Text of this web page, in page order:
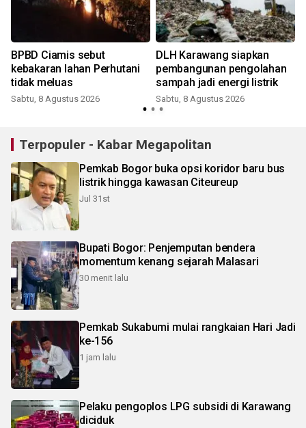
BPBD Ciamis sebut
kebakaran lahan Perhutani
tidak meluas
Sabtu, 8 Agustus 2026
DLH Karawang siapkan
pembangunan pengolahan
sampah jadi energi listrik
Sabtu, 8 Agustus 2026
Terpopuler - Kabar Megapolitan
Pemkab Bogor buka opsi koridor baru bus
listrik hingga kawasan Citeureup
Jul 31st
Bupati Bogor: Penjemputan bendera
momentum kenang sejarah Malasari
30 menit lalu
Pemkab Sukabumi mulai rangkaian Hari Jadi
ke-156
1 jam lalu
Pelaku pengoplos LPG subsidi di Karawang
diciduk